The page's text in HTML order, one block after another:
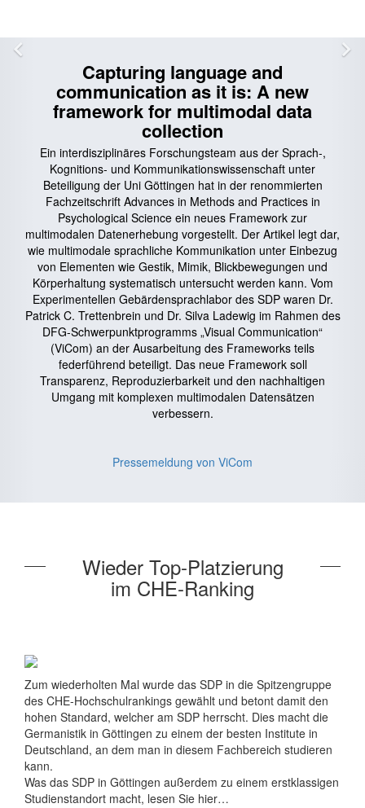
Capturing language and
communication as it is: A new
framework for multimodal data
collection
Ein interdisziplinäres Forschungsteam aus der Sprach-,
Kognitions- und Kommunikationswissenschaft unter
Beteiligung der Uni Göttingen hat in der renommierten
Fachzeitschrift Advances in Methods and Practices in
Psychological Science ein neues Framework zur
multimodalen Datenerhebung vorgestellt. Der Artikel legt dar,
wie multimodale sprachliche Kommunikation unter Einbezug
von Elementen wie Gestik, Mimik, Blickbewegungen und
Körperhaltung systematisch untersucht werden kann. Vom
Experimentellen Gebärdensprachlabor des SDP waren Dr.
Patrick C. Trettenbrein und Dr. Silva Ladewig im Rahmen des
DFG-Schwerpunktprogramms „Visual Communication“
(ViCom) an der Ausarbeitung des Frameworks teils
federführend beteiligt. Das neue Framework soll
Transparenz, Reproduzierbarkeit und den nachhaltigen
Umgang mit komplexen multimodalen Datensätzen
verbessern.
Pressemeldung von ViCom
Wieder Top-Platzierung
im CHE-Ranking
Zum wiederholten Mal wurde das SDP in die Spitzengruppe
des CHE-Hochschulrankings gewählt und betont damit den
hohen Standard, welcher am SDP herrscht. Dies macht die
Germanistik in Göttingen zu einem der besten Institute in
Deutschland, an dem man in diesem Fachbereich studieren
kann.
Was das SDP in Göttingen außerdem zu einem erstklassigen
Studienstandort macht, lesen Sie hier…